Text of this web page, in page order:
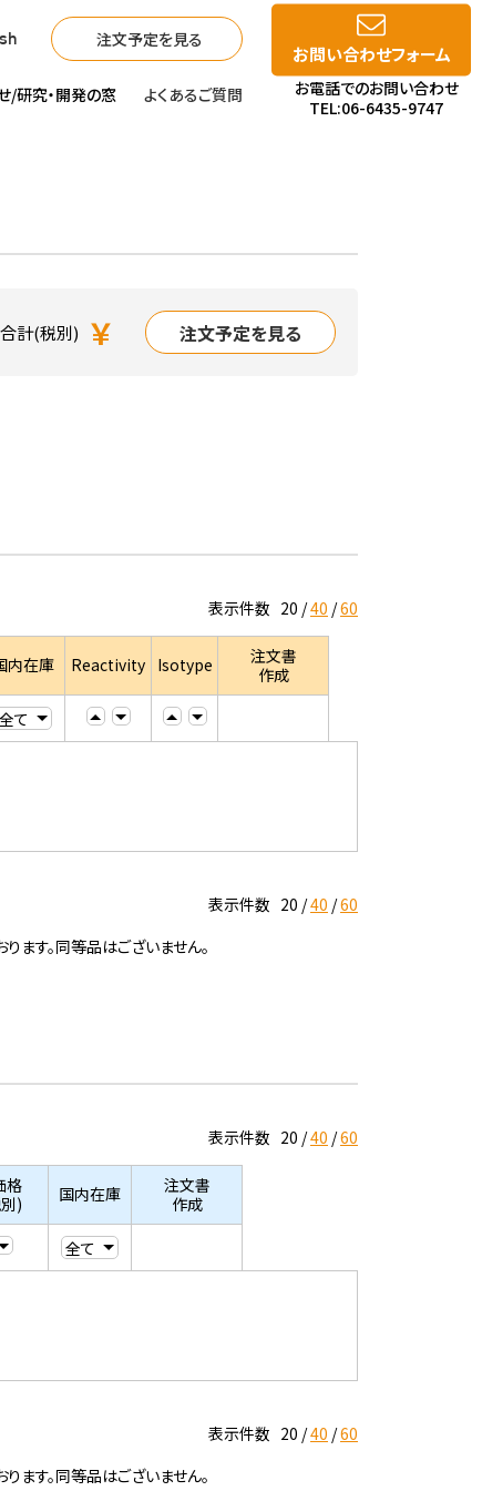
注文予定を見る
/研究・開発の窓 よくあるご質問
お問い合わせフォーム
お電話でのお問い合わせ
TEL:06-6435-9747
計(税別) ￥ 注文予定を見る
表示件数 20 40 60
内在庫 Reactivity Isotype
注文書
作成
表示件数 20 40 60
す。同等品はございません。
表示件数 20 40 60
格
)
国内在庫
注文書
作成
表示件数 20 40 60
す。同等品はございません。